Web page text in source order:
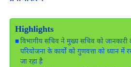
Highlights
विभागीय सचिव ने मुख्य सचिव को जानकारी
परियोजना के कार्यों को गुणवत्ता को ध्यान
जा रहा है